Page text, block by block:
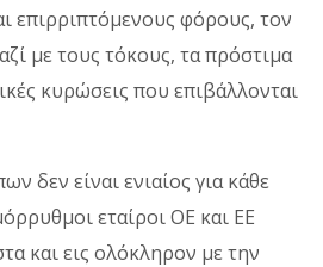
επιρριπτόμενους φόρους, τον
με τους τόκους, τα πρόστιμα
κυρώσεις που επιβάλλονται
δεν είναι ενιαίος για κάθε
εταίροι ΟΕ και ΕΕ
και εις ολόκληρον με την